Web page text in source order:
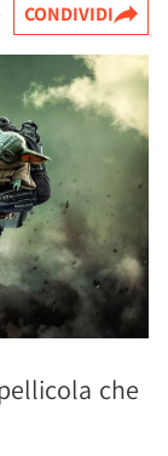
CONDIVIDI
che